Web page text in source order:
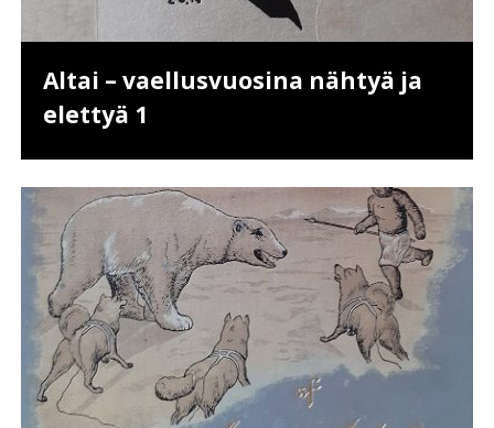
Altai – vaellusvuosina nähtyä ja
elettyä 1